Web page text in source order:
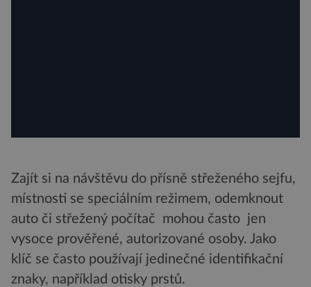
Zajít si na návštěvu do přísně střeženého sejfu,
místnosti se speciálním režimem, odemknout
auto či střežený počítač mohou často jen
vysoce prověřené, autorizované osoby. Jako
klíč se často používají jedinečné identifikační
znaky, například otisky prstů.